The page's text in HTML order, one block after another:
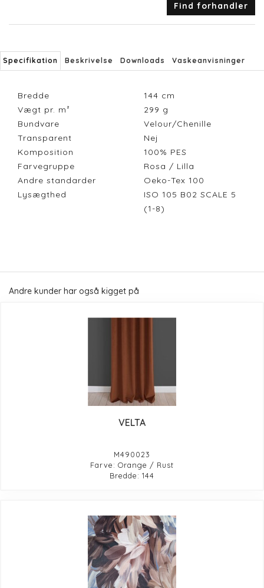
Find forhandler
Specifikation Beskrivelse Downloads Vaskeanvisninger
Bredde 144 cm
Vægt pr. m²
299 g
Bundvare
Velour/Chenille
Transparent
Nej
Komposition
100% PES
Farvegruppe
Rosa / Lilla
Andre standarder
Oeko-Tex 100
Lysægthed
ISO 105 B02 SCALE 5
(1-8)
Andre kunder har også kigget på
VELTA
M490023
Farve: Orange / Rust
Bredde: 144